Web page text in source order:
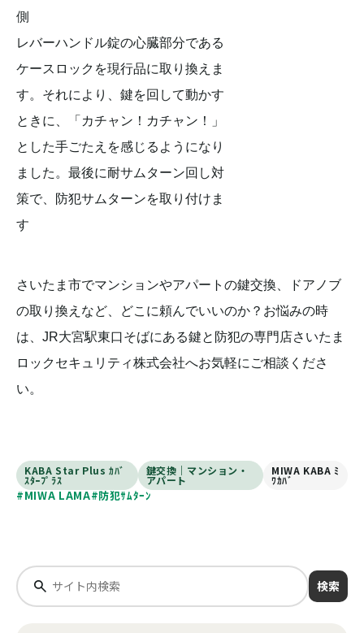
側
レバーハンドル錠の心臓部分である
ケースロックを現行品に取り換えま
す。それにより、鍵を回して動かす
ときに、「カチャン！カチャン！」
とした手ごたえを感じるようになり
ました。最後に耐サムターン回し対
策で、防犯サムターンを取り付けま
す
さいたま市でマンションやアパートの鍵交換、ドアノブ
の取り換えなど、どこに頼んでいいのか？お悩みの時
は、JR大宮駅東口そばにある鍵と防犯の専門店さいたま
ロックセキュリティ株式会社へお気軽にご相談くださ
い。
KABA Star Plus ｶﾊﾞ
ｽﾀｰﾌﾟﾗｽ
鍵交換｜マンション・
アパート
MIWA KABA ﾐ
ﾜｶﾊﾞ
#MIWA LAMA#防犯ｻﾑﾀｰﾝ
検索